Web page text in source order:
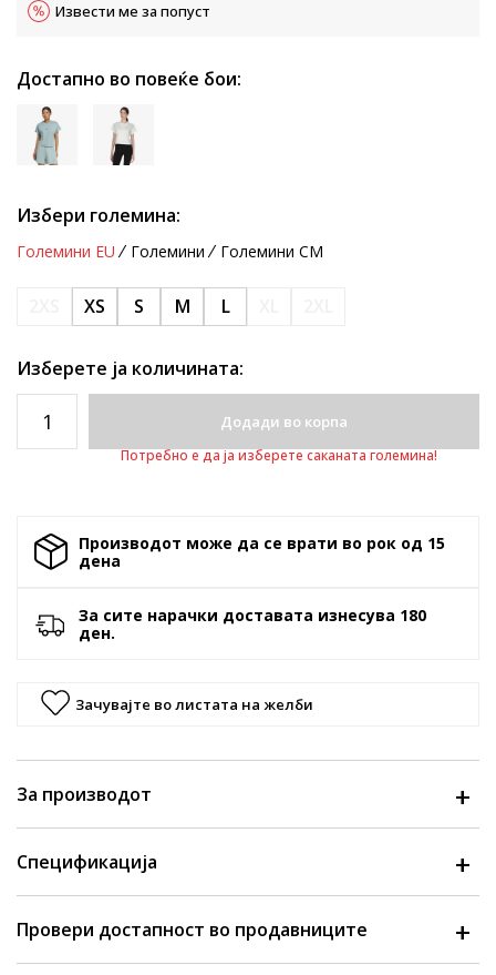
Извести ме за попуст
Достапно во повеќе бои:
Избери големина:
Големини EU Големини Големини CM
XS S M L
Изберете ја количината:
Додади во корпа
Потребно е да ја изберете саканата големина!
Производот може да се врати во рок од 15
денa
За сите нарачки доставата изнесува 180
ден.
Зачувајте во листата на желби
За производот
Спецификација
Провери достапност во продавниците